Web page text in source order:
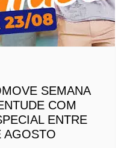
SEMANA
COM
ENTRE
AGOSTO